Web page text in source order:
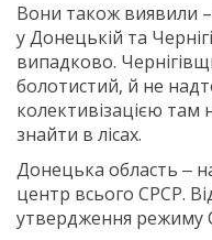
Вони також виявили
у Донецькій та
випадково.
болотистий, й не
колективізацією там
знайти в лісах.
Донецька область ‒
центр всього СРСР.
утвердження режиму